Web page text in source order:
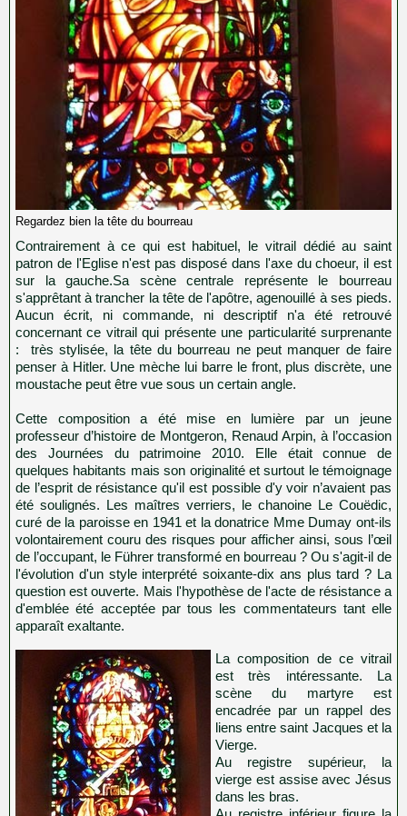
Regardez bien la tête du bourreau
Contrairement à ce qui est habituel, le vitrail dédié au saint
patron de l'Eglise n'est pas disposé dans l'axe du choeur, il est
sur la gauche.Sa scène centrale représente le bourreau
s'apprêtant à trancher la tête de l'apôtre, agenouillé à ses pieds.
Aucun écrit, ni commande, ni descriptif n'a été retrouvé
concernant ce vitrail qui présente une particularité surprenante
: très stylisée, la tête du bourreau ne peut manquer de faire
penser à Hitler. Une mèche lui barre le front, plus discrète, une
moustache peut être vue sous un certain angle.
Cette composition a été mise en lumière par un jeune
professeur d’histoire de Montgeron, Renaud Arpin, à l’occasion
des Journées du patrimoine 2010. Elle était connue de
quelques habitants mais son originalité et surtout le témoignage
de l’esprit de résistance qu'il est possible d'y voir n’avaient pas
été soulignés. Les maîtres verriers, le chanoine Le Couëdic,
curé de la paroisse en 1941 et la donatrice Mme Dumay ont-ils
volontairement couru des risques pour afficher ainsi, sous l’œil
de l’occupant, le Führer transformé en bourreau ? Ou s'agit-il de
l'évolution d'un style interprété soixante-dix ans plus tard ? La
question est ouverte. Mais l'hypothèse de l'acte de résistance a
d'emblée été acceptée par tous les commentateurs tant elle
apparaît exaltante.
La composition de ce vitrail
est très intéressante. La
scène du martyre est
encadrée par un rappel des
liens entre saint Jacques et la
Vierge.
Au registre supérieur, la
vierge est assise avec Jésus
dans les bras.